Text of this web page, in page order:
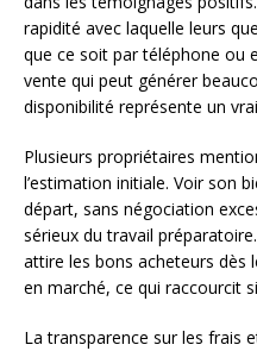
rapidité avec laquelle leurs
que ce soit par téléphone ou
vente qui peut générer
disponibilité représente un
Plusieurs propriétaires
l’estimation initiale. Voir son
départ, sans négociation
sérieux du travail
attire les bons acheteurs dès
en marché, ce qui raccourcit
La transparence sur les frais